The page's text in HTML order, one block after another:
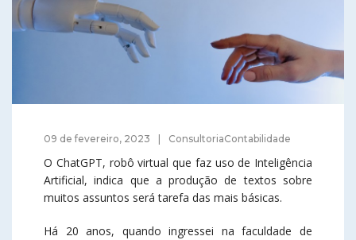
09 de fevereiro, 2023 ConsultoriaContabilidade
O ChatGPT, robô virtual que faz uso de Inteligência
Artificial, indica que a produção de textos sobre
muitos assuntos será tarefa das mais básicas.
Há 20 anos, quando ingressei na faculdade de